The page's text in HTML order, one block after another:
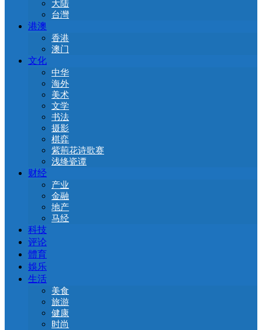
大陆
台灣
港澳
香港
澳门
文化
中华
海外
美术
文学
书法
摄影
棋弈
紫荊花诗歌赛
浅绛瓷谭
财经
产业
金融
地产
马经
科技
评论
體育
娛乐
生活
美食
旅游
健康
时尚